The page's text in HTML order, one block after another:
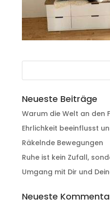
Neueste Beiträge
Warum die Welt an den
Ehrlichkeit beeinflusst
Räkelnde Bewegungen
Ruhe ist kein Zufall,
Umgang mit Dir und
Neueste